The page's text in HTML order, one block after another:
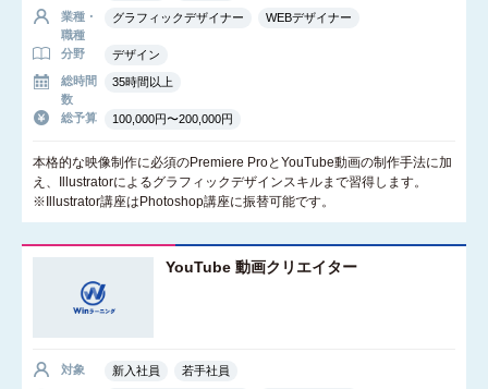
業種・
職種
グラフィックデザイナー WEBデザイナー
分野
デザイン
総時間
数
35時間以上
総予算 100,000円〜200,000円
本格的な映像制作に必須のPremiere ProとYouTube動画の制作手法に加
え、Illustratorによるグラフィックデザインスキルまで習得します。
※Illustrator講座はPhotoshop講座に振替可能です。
YouTube 動画クリエイター
対象 新入社員
若手社員